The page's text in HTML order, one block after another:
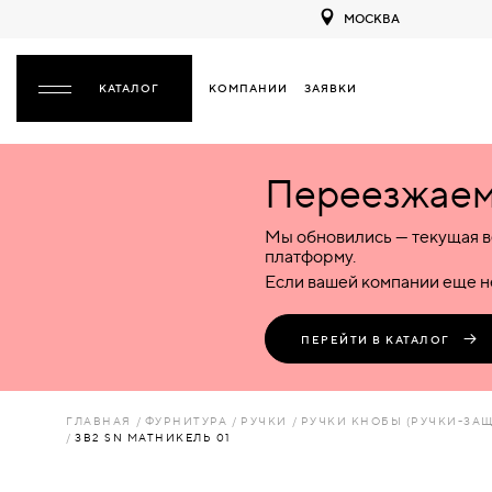
МОСКВА
КОМПАНИИ ЗАЯВКИ
НАЗАД
ПЛАСТИКОВЫЕ
ЛЮКИ
Межкомнатные
Деревянные
Пластиковые
Комбинированные
Входные
Металлические
Пластиковые
Стеклянные
Комбинированные
Специализированные
Металлические
Пластиковые
Стеклянные
Комбинированные
Мы обновились — текущая
платформу.
Если вашей компании еще
ПЕРЕЙТИ В КАТАЛОГ
ГЛАВНАЯ ФУРНИТУРА РУЧКИ
РУЧКИ КНОБЫ (РУЧКИ-
ЗВ2 SN МАТНИКЕЛЬ 01